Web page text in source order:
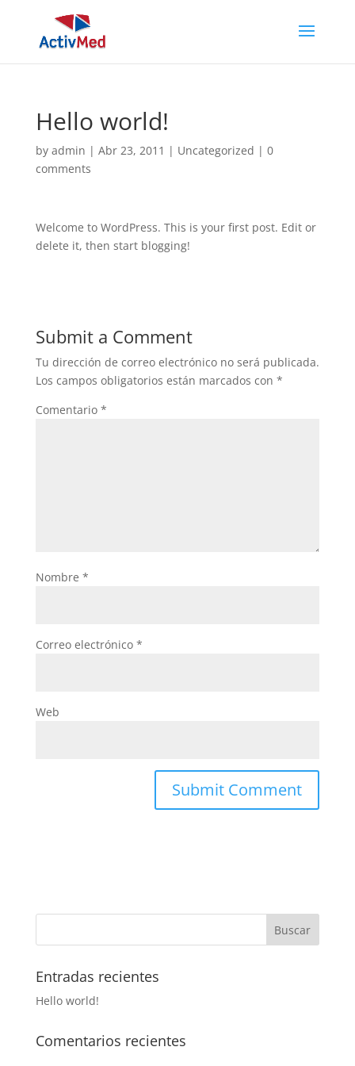
Hello world!
by admin | Abr 23, 2011 | Uncategorized | 0
comments
Welcome to WordPress. This is your first post. Edit or
delete it, then start blogging!
Submit a Comment
Tu dirección de correo electrónico no será publicada.
Los campos obligatorios están marcados con *
Comentario *
Nombre *
Correo electrónico *
Web
Entradas recientes
Hello world!
Comentarios recientes